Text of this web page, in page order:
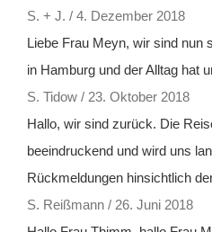
S. + J. / 4. Dezember 2018
Liebe Frau Meyn, wir sind nun
in Hamburg und der Alltag hat
S. Tidow / 23. Oktober 2018
Hallo, wir sind zurück. Die
beeindruckend und wird uns
Rückmeldungen hinsichtlich
S. Reißmann / 26. Juni 2018